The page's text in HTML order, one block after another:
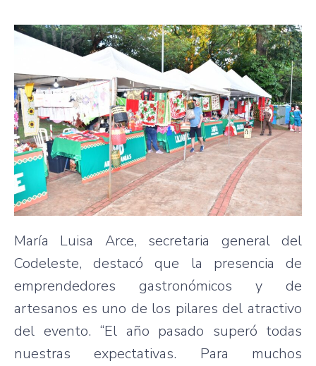
María Luisa Arce, secretaria general del
Codeleste, destacó que la presencia de
emprendedores gastronómicos y de
artesanos es uno de los pilares del atractivo
del evento. “El año pasado superó todas
nuestras expectativas. Para muchos